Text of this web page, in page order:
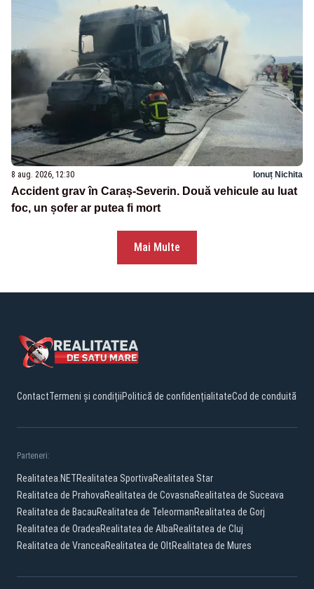
8 aug. 2026, 12:30 Ionuț Nichita
Accident grav în Caraș-Severin. Două vehicule au luat
foc, un șofer ar putea fi mort
Mai Multe
ContactTermeni și condițiiPolitică de confidențialitateCod de conduită
Parteneri:
Realitatea.NETRealitatea SportivaRealitatea Star
Realitatea de PrahovaRealitatea de CovasnaRealitatea de Suceava
Realitatea de BacauRealitatea de TeleormanRealitatea de Gorj
Realitatea de OradeaRealitatea de AlbaRealitatea de Cluj
Realitatea de VranceaRealitatea de OltRealitatea de Mures